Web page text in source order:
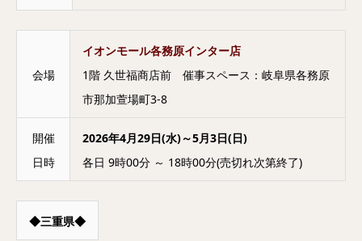
会場
イオンモール各務原インター店
1階 久世福商店前 催事スペース：岐阜県各務原
市那加萱場町3-8
開催
日時
2026年4月29日(水)～5月3日(日)
各日 9時00分 ～ 18時00分(売切れ次第終了)
◆三重県◆